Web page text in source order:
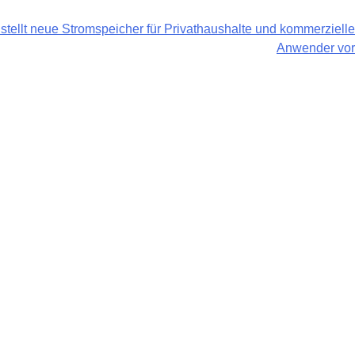
neue Stromspeicher für Privathaushalte und kommerzielle
Anwender vor